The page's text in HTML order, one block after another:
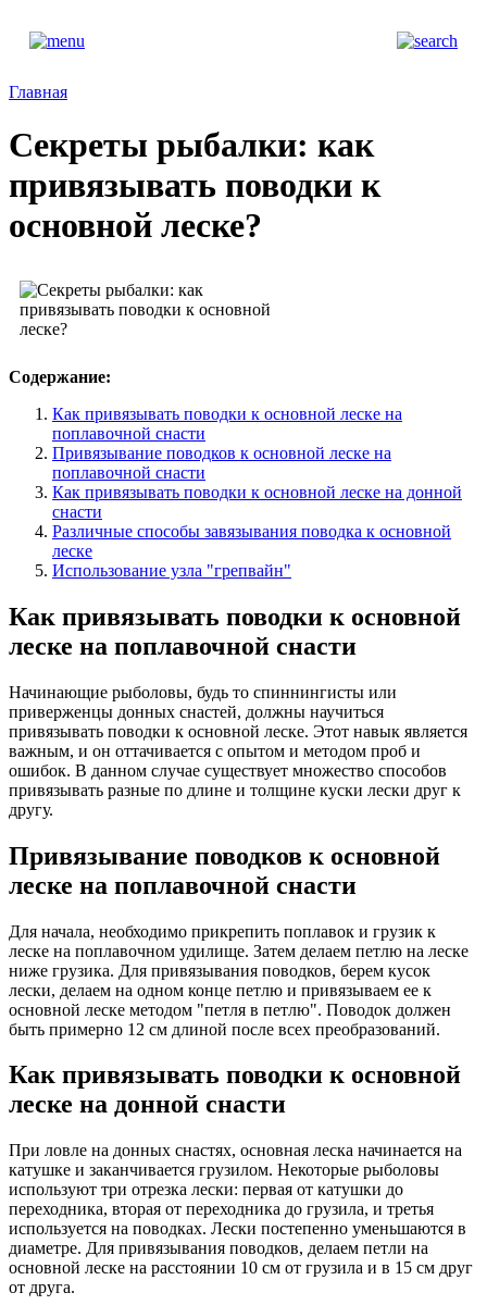
Главная
Секреты рыбалки: как
привязывать поводки к
основной леске?
Содержание:
Как привязывать поводки к основной леске на
поплавочной снасти
Привязывание поводков к основной леске на
поплавочной снасти
Как привязывать поводки к основной леске на донной
снасти
Различные способы завязывания поводка к основной
леске
Использование узла "грепвайн"
Как привязывать поводки к основной
леске на поплавочной снасти
Начинающие рыболовы, будь то спиннингисты или
приверженцы донных снастей, должны научиться
привязывать поводки к основной леске. Этот навык является
важным, и он оттачивается с опытом и методом проб и
ошибок. В данном случае существует множество способов
привязывать разные по длине и толщине куски лески друг к
другу.
Привязывание поводков к основной
леске на поплавочной снасти
Для начала, необходимо прикрепить поплавок и грузик к
леске на поплавочном удилище. Затем делаем петлю на леске
ниже грузика. Для привязывания поводков, берем кусок
лески, делаем на одном конце петлю и привязываем ее к
основной леске методом "петля в петлю". Поводок должен
быть примерно 12 см длиной после всех преобразований.
Как привязывать поводки к основной
леске на донной снасти
При ловле на донных снастях, основная леска начинается на
катушке и заканчивается грузилом. Некоторые рыболовы
используют три отрезка лески: первая от катушки до
переходника, вторая от переходника до грузила, и третья
используется на поводках. Лески постепенно уменьшаются в
диаметре. Для привязывания поводков, делаем петли на
основной леске на расстоянии 10 см от грузила и в 15 см друг
от друга.